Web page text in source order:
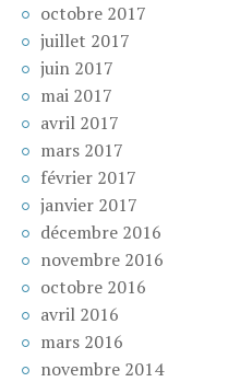
octobre 2017
juillet 2017
juin 2017
mai 2017
avril 2017
mars 2017
février 2017
janvier 2017
décembre 2016
novembre 2016
octobre 2016
avril 2016
mars 2016
novembre 2014